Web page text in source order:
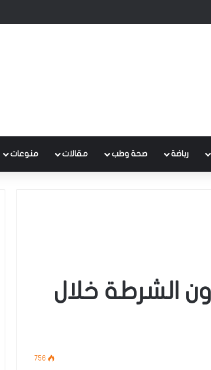
رباضة صحة وطب مقالات منوعات
الشرطة خلال
756